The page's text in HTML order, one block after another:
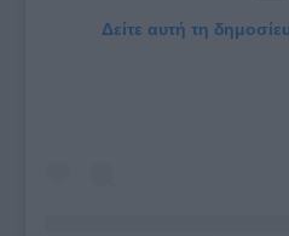
Δείτε αυτή τη